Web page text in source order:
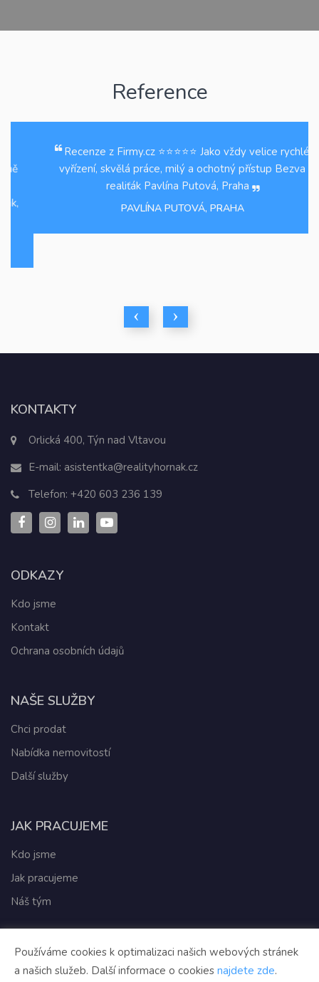
Reference
Recenze z Firmy.cz ⭐️⭐️⭐️⭐️⭐️ Jako vždy velice rychlé
vyřízení, skvělá práce, milý a ochotný přístup Bezva
realiťák Pavlína Putová, Praha
PAVLÍNA PUTOVÁ, PRAHA
Orlická 400, Týn nad Vltavou
E-mail: asistentka@realityhornak.cz
Telefon:
+420 603 236 139
Kdo jsme
Chci prodat
Kdo jsme
Tomawell s.r.o. © 2026
Používáme cookies k optimalizaci našich webových stránek
a našich služeb. Další informace o cookies najdete zde.